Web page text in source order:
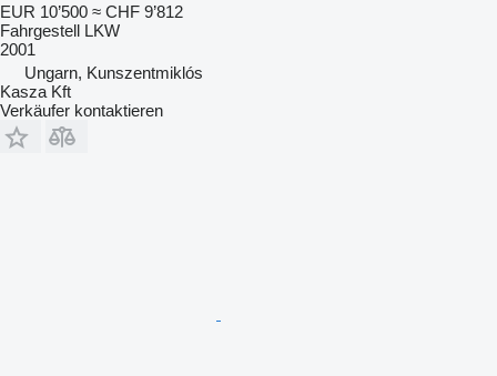
EUR 10’500 ≈ CHF 9’812
Fahrgestell LKW
2001
Ungarn, Kunszentmiklós
Kasza Kft
Verkäufer kontaktieren